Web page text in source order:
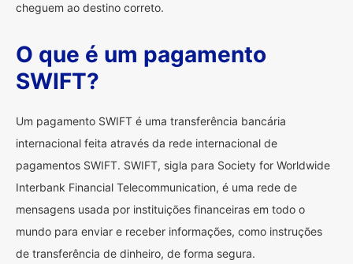
cheguem ao destino correto.
O que é um pagamento
SWIFT?
Um pagamento SWIFT é uma transferência bancária
internacional feita através da rede internacional de
pagamentos SWIFT. SWIFT, sigla para Society for Worldwide
Interbank Financial Telecommunication, é uma rede de
mensagens usada por instituições financeiras em todo o
mundo para enviar e receber informações, como instruções
de transferência de dinheiro, de forma segura.